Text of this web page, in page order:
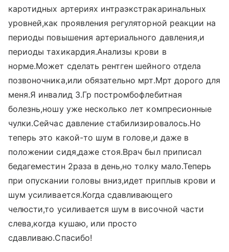
каротидных артериях интраэкстракаринальных
уровней,как проявления регуляторной реакции на
периоды повышения артериального давления,и
периоды тахикардия.Анализы крови в
норме.Может сделать рентген шейного отдела
позвоночника,или обязательно мрт.Мрт дорого для
меня.Я инвалид 3.Гр постромбофлебитная
болезнь,ношу уже несколько лет компресионные
чулки.Сейчас давление стабилизировалось.Но
теперь это какой-то шум в голове,и даже в
положении сидя,даже стоя.Врач был приписал
бедагеместин 2раза в день,но толку мало.Теперь
при опускании головы вниз,идет приплыв крови и
шум усиливается.Когда сдавливающего
челюсти,то усиливается шум в височной части
слева,когда кушаю, или просто
сдавливаю.Спасибо!